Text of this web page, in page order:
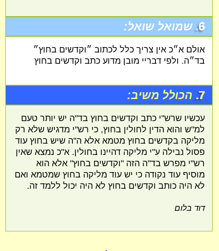
6. שמואל שואל:
אולם א״כ אין צריך כלל לכתוב ״וקדשים בחוץ״
בד״ה. ולפי דבריי מובן מדוע כתב וקדשים בחוץ
7. הכולל משיב:
עכשיו שרש"י כתב וקדשים בחוץ בד"ה יש יותר טעם
למ"ש והוא הדין לחולין בחוץ, כי רש"י מדגיש שלא רק
מליקה בקדשים בחוץ מטמא אלא ה"ה שיש בחוץ עוד
פסול נבילה ע"י מליקה דהיינו בחולין. א"כ נמצא שאין
רש"י מפרש בד"ה הזה "וקדשים בחוץ" אלא הוא
מוסיף עוד נקודה כי יש עוד מליקה בחוץ שמטמא ואם
לא היה כותב וקדשים בחוץ לא היה יכול ללמד זה.
דוד בלום